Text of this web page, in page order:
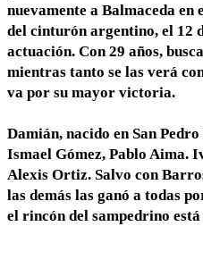
nuevamente a Balmaceda
del cinturón argentino, el 12
actuación. Con 29 años,
mientras tanto se las verá
va por su mayor victoria.
Damián, nacido en San
Ismael Gómez, Pablo Aima.
Alexis Ortiz. Salvo con
las demás las ganó a todas
el rincón del sampedrino